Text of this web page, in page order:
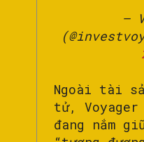
—
Ngoài tài
tử,
đang nắm